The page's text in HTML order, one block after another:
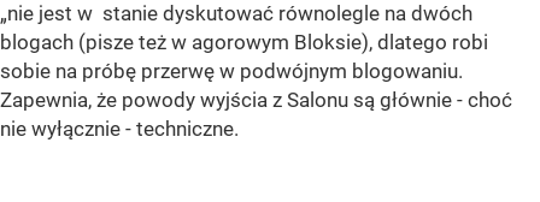
„nie jest w stanie dyskutować równolegle na dwóch
blogach (pisze też w agorowym Bloksie), dlatego robi
sobie na próbę przerwę w podwójnym blogowaniu.
Zapewnia, że powody wyjścia z Salonu są głównie - choć
nie wyłącznie - techniczne.